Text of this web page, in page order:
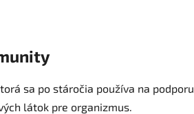
sa po stáročia používa na
látok pre organizmus.